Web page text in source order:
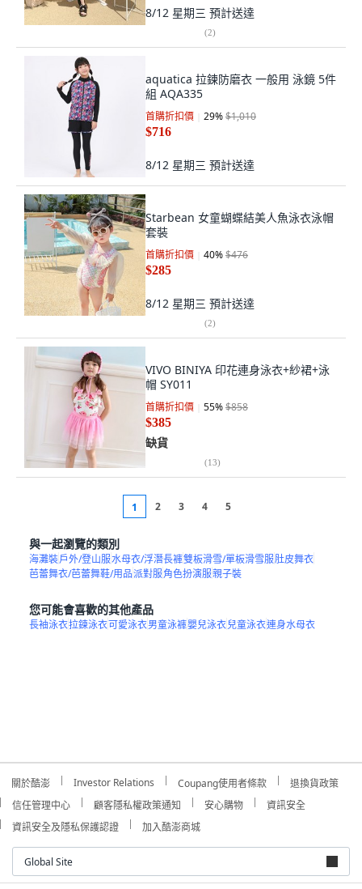
8/12 星期三 預計送達
(2)
aquatica 拉鍊防磨衣 一般用 泳鏡 5件
組 AQA335
首購折扣價 29%$1,010
$716
8/12 星期三 預計送達
Starbean 女童蝴蝶結美人魚泳衣泳帽
套裝
首購折扣價 40%$476
$285
8/12 星期三 預計送達
(2)
VIVO BINIYA 印花連身泳衣+紗裙+泳
帽 SY011
首購折扣價 55%$858
$385
缺貨
(13)
1 2 3 4 5
與一起瀏覽的類別
海灘裝戶外/登山服水母衣/浮潛長褲雙板滑雪/單板滑雪服肚皮舞衣
芭蕾舞衣/芭蕾舞鞋/用品派對服角色扮演服親子裝
您可能會喜歡的其他產品
長袖泳衣拉鍊泳衣可愛泳衣男童泳褲嬰兒泳衣兒童泳衣連身水母衣
關於酷澎 Investor Relations Coupang使用者條款
退換貨政策
信任管理中心
顧客隱私權政策通知 安心購物
資訊安全
資訊安全及隱私保護認證
加入酷澎商城
Global Site